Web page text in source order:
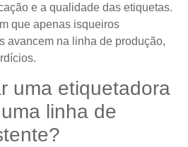
e a qualidade das etiquetas.
que apenas isqueiros
avancem na linha de produção,
uma etiquetadora
linha de